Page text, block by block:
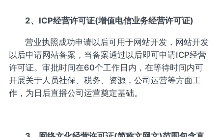
2、ICP经营许可证(增值电信业务经营许可证)
营业执照成功申请以后可用于网站开发，网站开发
以后申请网站备案，当备案通过以后即可申请ICP经营
许可证。审批时间在60个工作日内，在等待时间内可
开展关于人员社保、税务、资源，公司运营等方面工
作，为日后直播公司运营奠定基础。